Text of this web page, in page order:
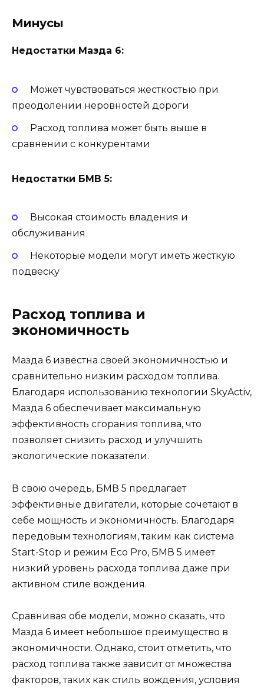
Минусы
Недостатки Мазда 6:
Может чувствоваться жесткостью при
преодолении неровностей дороги
Расход топлива может быть выше в
сравнении с конкурентами
Недостатки БМВ 5:
Высокая стоимость владения и
обслуживания
Некоторые модели могут иметь жесткую
подвеску
Расход топлива и
экономичность
Мазда 6 известна своей экономичностью и
сравнительно низким расходом топлива.
Благодаря использованию технологии SkyActiv,
Мазда 6 обеспечивает максимальную
эффективность сгорания топлива, что
позволяет снизить расход и улучшить
экологические показатели.
В свою очередь, БМВ 5 предлагает
эффективные двигатели, которые сочетают в
себе мощность и экономичность. Благодаря
передовым технологиям, таким как система
Start-Stop и режим Eco Pro, БМВ 5 имеет
низкий уровень расхода топлива даже при
активном стиле вождения.
Сравнивая обе модели, можно сказать, что
Мазда 6 имеет небольшое преимущество в
экономичности. Однако, стоит отметить, что
расход топлива также зависит от множества
факторов, таких как стиль вождения, условия